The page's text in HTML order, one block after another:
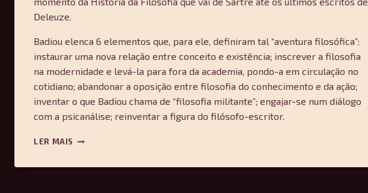
Deleuze.
Badiou elenca 6 elementos que, para ele, definiram tal “aventura filosófica”:
instaurar uma nova relação entre conceito e existência; inscrever a filosofia
na modernidade e levá-la para fora da academia, pondo-a em circulação no
cotidiano; abandonar a oposição entre filosofia do conhecimento e da ação;
inventar o que Badiou chama de “filosofia militante”; engajar-se num diálogo
com a psicanálise; reinventar a figura do filósofo-escritor.
LER MAIS